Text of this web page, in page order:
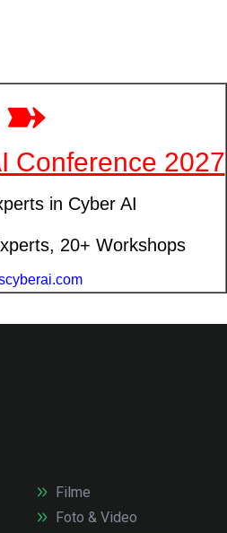
Filme
Foto & Video